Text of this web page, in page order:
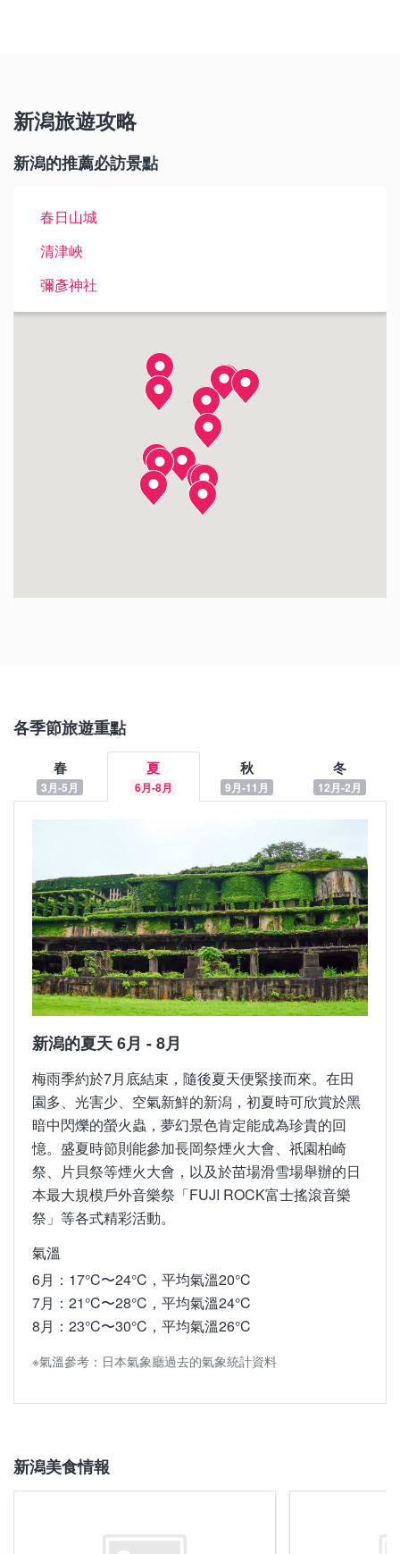
新潟旅遊攻略
新潟的推薦必訪景點
春日山城
清津峽
彌彥神社
GALA湯澤
各季節旅遊重點
春
3月-5月
夏
6月-8月
秋
9月-11月
冬
12月-2月
新潟的春天 3月 - 5月
寒冬後融雪的3月底開始是新潟的櫻花季節，山間和
公園的櫻花、鬱金香、油菜花接連綻放。被列為日本
三大夜櫻之一的高田城址公園為必訪賞櫻景點，推薦
於4月上旬櫻花盛開時前往。而北方文化博物館內150
年樹齡的紫藤花，每到5月上旬賞花期便會散發陣陣
花香。此外，在春天也能體驗採摘新潟的「越後姬」
等多種品種草莓的樂趣。
氣溫
3月：2°C〜10°C，平均氣溫6°C
4月：7°C〜16°C，平均氣溫11°C
5月：12°C〜21°C，平均氣溫16°C
※氣溫參考：日本氣象廳過去的氣象統計資料
新潟的夏天 6月 - 8月
梅雨季約於7月底結束，隨後夏天便緊接而來。在田
園多、光害少、空氣新鮮的新潟，初夏時可欣賞於黑
暗中閃爍的螢火蟲，夢幻景色肯定能成為珍貴的回
憶。盛夏時節則能參加長岡祭煙火大會、祇園柏崎
祭、片貝祭等煙火大會，以及於苗場滑雪場舉辦的日
本最大規模戶外音樂祭「FUJI ROCK富士搖滾音樂
祭」等各式精彩活動。
氣溫
6月：17°C〜24°C，平均氣溫20°C
7月：21°C〜28°C，平均氣溫24°C
8月：23°C〜30°C，平均氣溫26°C
※氣溫參考：日本氣象廳過去的氣象統計資料
新潟美食情報